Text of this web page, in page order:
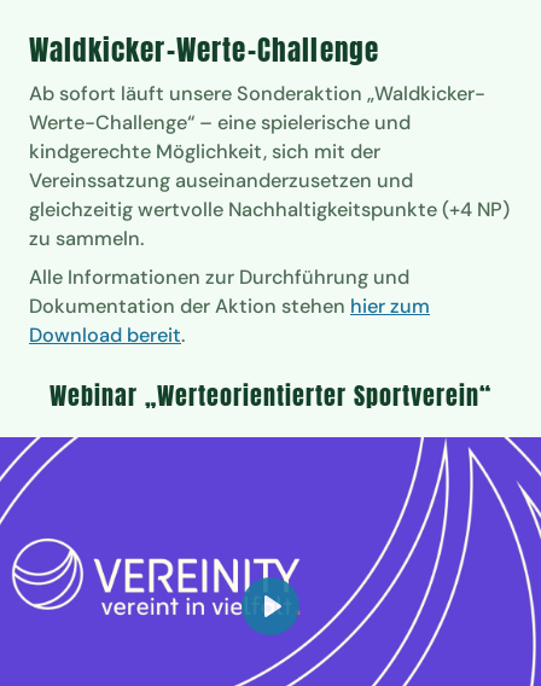
Waldkicker-Werte-Challenge
Ab sofort läuft unsere Sonderaktion „Waldkicker-
Werte-Challenge“ – eine spielerische und
kindgerechte Möglichkeit, sich mit der
Vereinssatzung auseinanderzusetzen und
gleichzeitig wertvolle Nachhaltigkeitspunkte (+4 NP)
zu sammeln.
Alle Informationen zur Durchführung und
Dokumentation der Aktion stehen hier zum
Download bereit.
Webinar „Werteorientierter Sportverein“
Abspielen